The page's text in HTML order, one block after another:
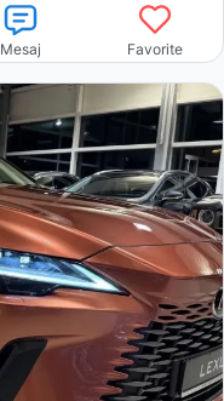
Mesaj Favorite